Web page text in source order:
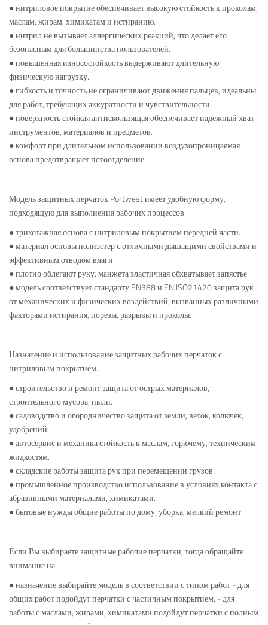
● нитриловое покрытие обеспечивает высокую стойкость к проколам,
маслам, жирам, химикатам и истиранию.
● нитрил не вызывает аллергических реакций, что делает его
безопасным для большинства пользователей.
● повышенная износостойкость выдерживают длительную
физическую нагрузку.
● гибкость и точность не ограничивают движения пальцев, идеальны
для работ, требующих аккуратности и чувствительности.
● поверхность стойкая антискользящая обеспечивает надёжный хват
инструментов, материалов и предметов.
● комфорт при длительном использовании воздухопроницаемая
основа предотвращает потоотделение.
Модель защитных перчаток Portwest имеет удобную форму,
подходящую для выполнения рабочих процессов.
● трикотажная основа с нитриловым покрытием передней части.
● материал основы полиэстер с отличными дышащими свойствами и
эффективным отводом влаги.
● плотно облегают руку, манжета эластичная обхватывает запястье.
● модель соответствует стандарту EN388 и EN ISO21420 защита рук
от механических и физических воздействий, вызванных различными
факторами истирания, порезы, разрывы и проколы.
Назначение и использование защитных рабочих перчаток с
нитриловым покрытием.
● строительство и ремонт защита от острых материалов,
строительного мусора, пыли.
● садоводство и огородничество защита от земли, веток, колючек,
удобрений.
● автосервис и механика стойкость к маслам, горючему, техническим
жидкостям.
● складские работы защита рук при перемещении грузов.
● промышленное производство использование в условиях контакта с
абразивными материалами, химикатами.
● бытовые нужды общие работы по дому, уборка, мелкий ремонт.
Если Вы выбираете защитные рабочие перчатки, тогда обращайте
внимание на:
● назначение выбирайте модель в соответствии с типом работ - для
общих работ подойдут перчатки с частичным покрытием, - для
работы с маслами, жирами, химикатами подойдут перчатки с полным